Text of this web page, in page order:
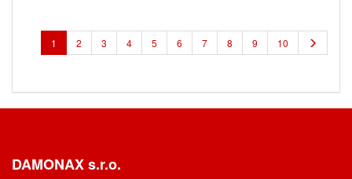
1 2 3 4 5 6 7 8 9 10
DAMONAX s.r.o.